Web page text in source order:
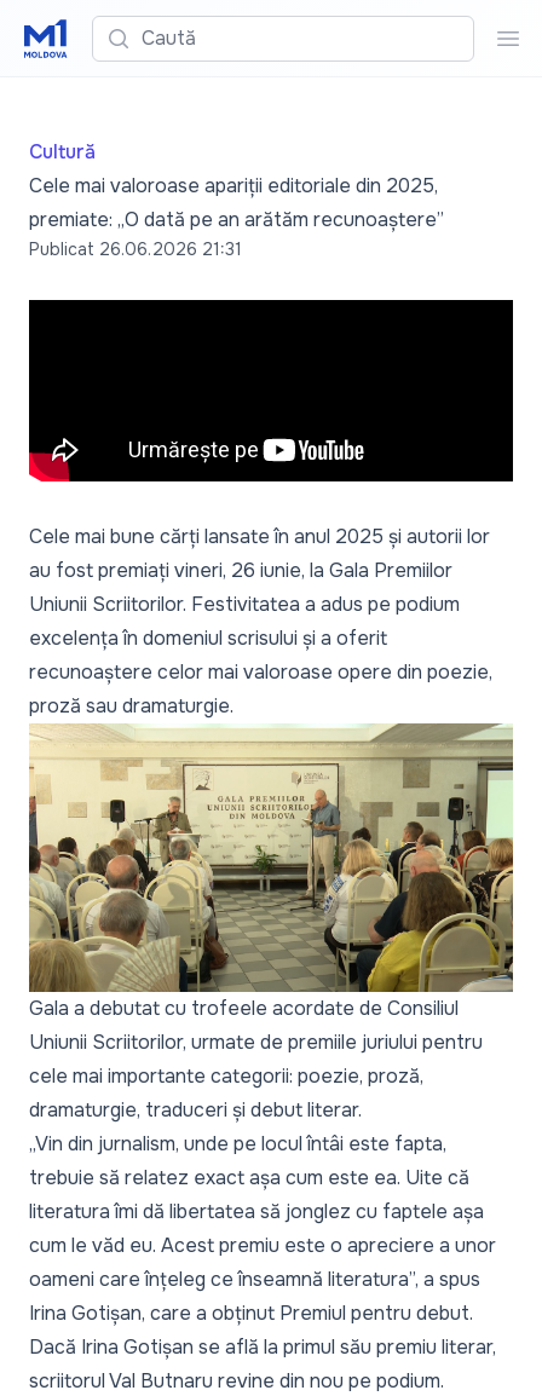
Caută
Cultură
Cele mai valoroase apariții editoriale din 2025,
premiate: „O dată pe an arătăm recunoaștere”
Publicat 26.06.2026 21:31
Cele mai bune cărți lansate în anul 2025 și autorii lor
au fost premiați vineri, 26 iunie, la Gala Premiilor
Uniunii Scriitorilor. Festivitatea a adus pe podium
excelența în domeniul scrisului și a oferit
recunoaștere celor mai valoroase opere din poezie,
proză sau dramaturgie.
Gala a debutat cu trofeele acordate de Consiliul
Uniunii Scriitorilor, urmate de premiile juriului pentru
cele mai importante categorii: poezie, proză,
dramaturgie, traduceri și debut literar.
„Vin din jurnalism, unde pe locul întâi este fapta,
trebuie să relatez exact așa cum este ea. Uite că
literatura îmi dă libertatea să jonglez cu faptele așa
cum le văd eu. Acest premiu este o apreciere a unor
oameni care înțeleg ce înseamnă literatura”, a spus
Irina Gotișan, care a obținut Premiul pentru debut.
Dacă Irina Gotișan se află la primul său premiu literar,
scriitorul Val Butnaru revine din nou pe podium.